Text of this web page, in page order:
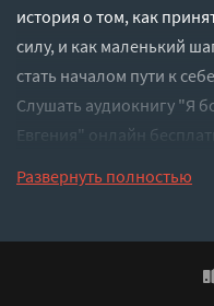
история о том, как
силу, и как маленький
стать началом пути к
Слушать аудиокнигу "Я
Евгения" онлайн
Развернуть полностью